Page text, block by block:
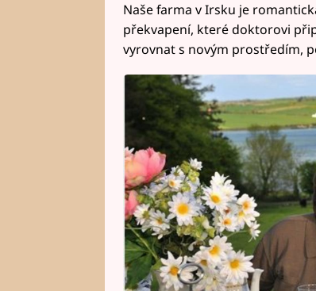
Naše farma v Irsku je
překvapení, které doktorovi
vyrovnat s novým prostředím,